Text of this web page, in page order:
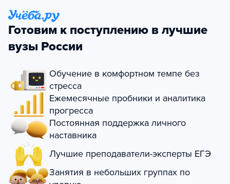
Готовим к поступлению в лучшие
вузы России
Обучение в комфортном темпе без
стресса
Ежемесячные пробники и аналитика
прогресса
Постоянная поддержка личного
наставника
Лучшие преподаватели-эксперты ЕГЭ
Занятия в небольших группах по